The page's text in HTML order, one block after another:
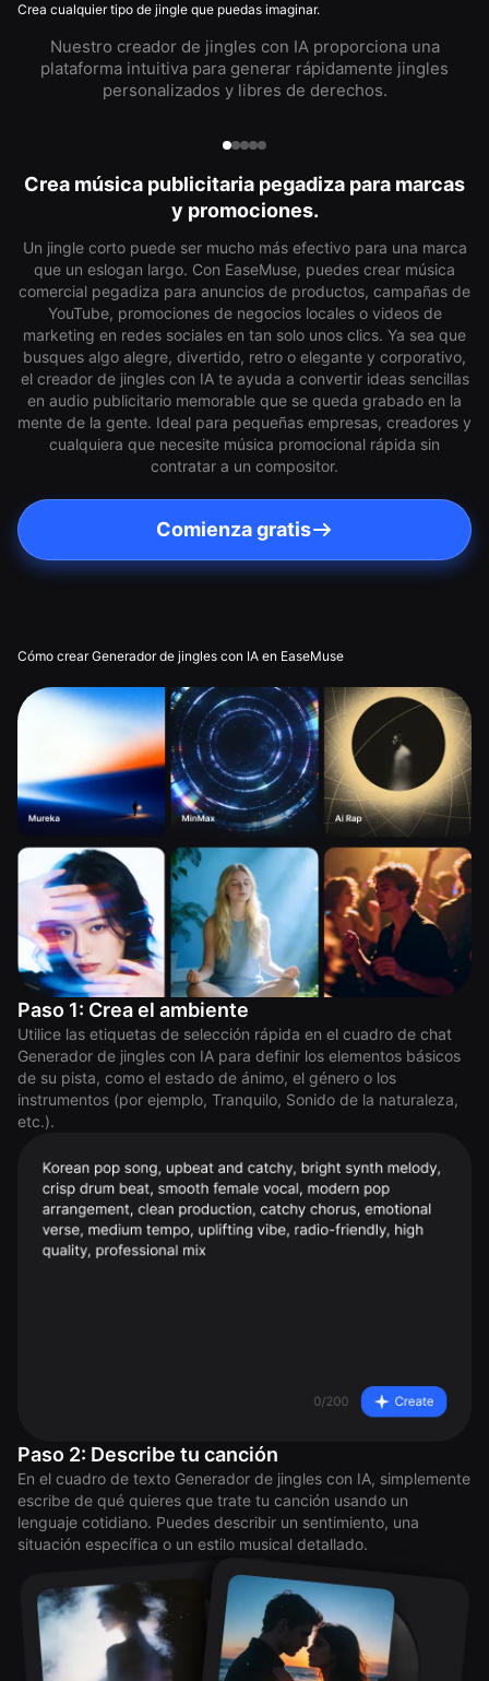
Crea cualquier tipo de jingle que puedas imaginar.
Nuestro creador de jingles con IA proporciona una
plataforma intuitiva para generar rápidamente jingles
personalizados y libres de derechos.
Crea música publicitaria pegadiza para marcas
y promociones.
Un jingle corto puede ser mucho más efectivo para una marca
que un eslogan largo. Con EaseMuse, puedes crear música
comercial pegadiza para anuncios de productos, campañas de
YouTube, promociones de negocios locales o videos de
marketing en redes sociales en tan solo unos clics. Ya sea que
busques algo alegre, divertido, retro o elegante y corporativo,
el creador de jingles con IA te ayuda a convertir ideas sencillas
en audio publicitario memorable que se queda grabado en la
mente de la gente. Ideal para pequeñas empresas, creadores y
cualquiera que necesite música promocional rápida sin
contratar a un compositor.
Comienza gratis
Cómo crear Generador de jingles con IA en EaseMuse
Paso 1: Crea el ambiente
Utilice las etiquetas de selección rápida en el cuadro de chat
Generador de jingles con IA para definir los elementos básicos
de su pista, como el estado de ánimo, el género o los
instrumentos (por ejemplo, Tranquilo, Sonido de la naturaleza,
etc.).
Paso 2: Describe tu canción
En el cuadro de texto Generador de jingles con IA, simplemente
escribe de qué quieres que trate tu canción usando un
lenguaje cotidiano. Puedes describir un sentimiento, una
situación específica o un estilo musical detallado.